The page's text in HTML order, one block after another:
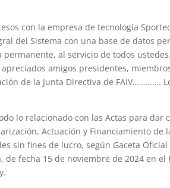
con la empresa de tecnología
del Sistema con una base de datos
permanente, al servicio de todos ustedes.
amigos presidentes,
de la Junta Directiva de FAIV………….
lo relacionado con las Actas para dar
Actuación y Financiamiento de
sin fines de lucro, según Gaceta Oficial
de fecha 15 de noviembre de 2024 en el